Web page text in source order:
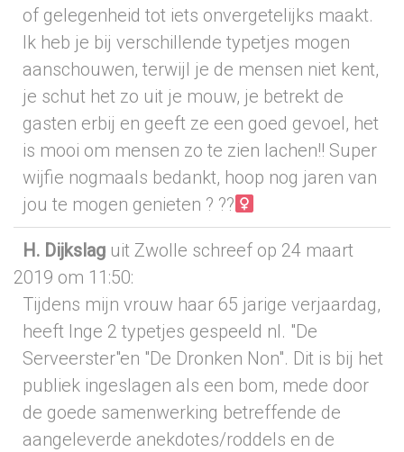
of gelegenheid tot iets onvergetelijks maakt.
Ik heb je bij verschillende typetjes mogen
aanschouwen, terwijl je de mensen niet kent,
je schut het zo uit je mouw, je betrekt de
gasten erbij en geeft ze een goed gevoel, het
is mooi om mensen zo te zien lachen!! Super
wijfie nogmaals bedankt, hoop nog jaren van
jou te mogen genieten ? ??‍
H. Dijkslag uit Zwolle schreef op 24 maart
2019 om 11:50:
Tijdens mijn vrouw haar 65 jarige verjaardag,
heeft Inge 2 typetjes gespeeld nl. "De
Serveerster"en "De Dronken Non". Dit is bij het
publiek ingeslagen als een bom, mede door
de goede samenwerking betreffende de
aangeleverde anekdotes/roddels en de